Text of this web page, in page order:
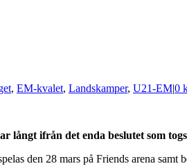
, EM-kvalet, Landskamper, U21-EM|0
långt ifrån det enda beslutet som
den 28 mars på Friends arena samt